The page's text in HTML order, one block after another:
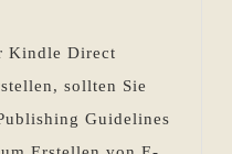
Was
ist
das
Kindle Direct
sollten Sie
Guidelines